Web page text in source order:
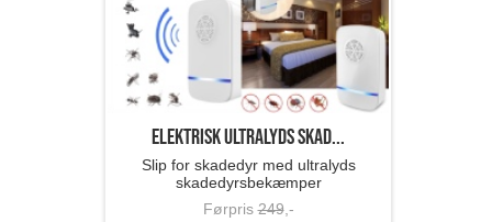
Elektrisk ultralyds skad...
Slip for skadedyr med ultralyds
skadedyrsbekæmper
Førpris249,-